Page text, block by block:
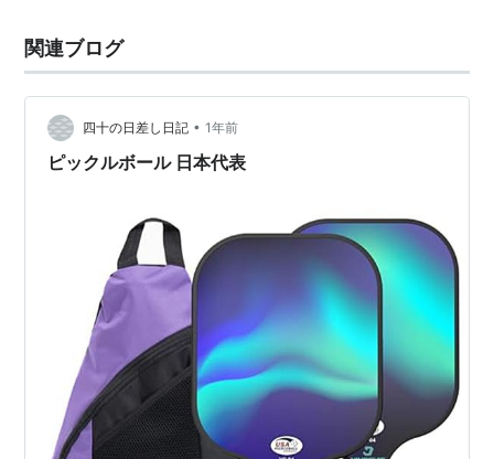
関連ブログ
四十の日差し日記 • 1年前
ピックルボール 日本代表